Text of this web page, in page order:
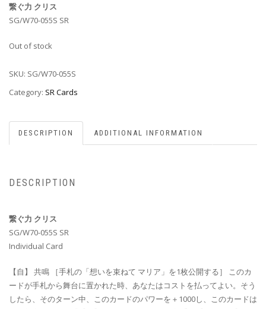
繋ぐ力 クリス
SG/W70-055S SR
Out of stock
SKU: SG/W70-055S
Category: SR Cards
DESCRIPTION ADDITIONAL INFORMATION
DESCRIPTION
繋ぐ力 クリス
SG/W70-055S SR
Individual Card
【自】 共鳴 ［手札の「想いを束ねて マリア」を1枚公開する］ このカ
ードが手札から舞台に置かれた時、あなたはコストを払ってよい。そう
したら、そのターン中、このカードのパワーを＋1000し、このカードは